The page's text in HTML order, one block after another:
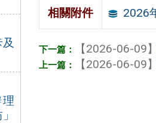
相關附件 2026
【2026-06-09】
【2026-06-09